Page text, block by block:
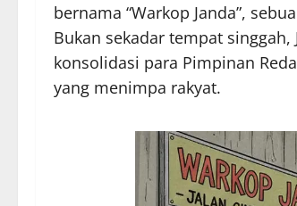
bernama “Warkop Janda”,
Bukan sekadar tempat singgah,
konsolidasi para Pimpinan
yang menimpa rakyat.